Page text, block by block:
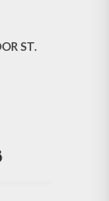
ST.